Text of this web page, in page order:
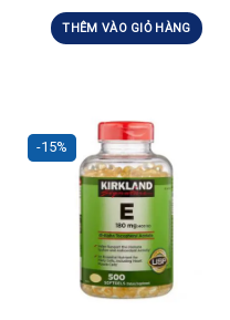
hạng5.00
5 sao
THÊM VÀO GIỎ HÀNG
-15%